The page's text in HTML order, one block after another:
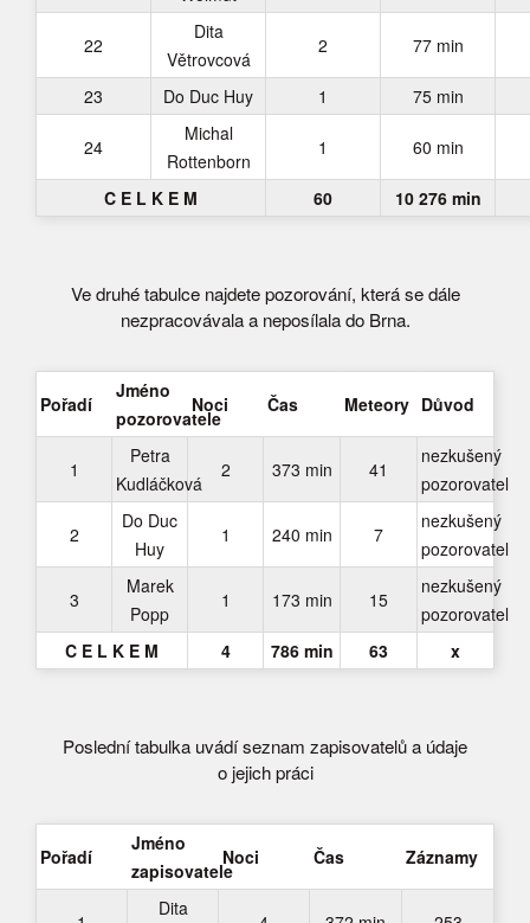
22
Dita
Větrovcová
2 77 min
23 Do Duc Huy 1 75 min
24
Michal
Rottenborn
1 60 min
C E L K E M 60 10 276 min
Ve druhé tabulce najdete pozorování, která se dále
nezpracovávala a neposílala do Brna.
Pořadí
Jméno
pozorovatele
Noci Čas Meteory Důvod
1
Petra
Kudláčková
2 373 min 41
nezkušený
pozorovatel
2
Do Duc
Huy
1 240 min 7
nezkušený
pozorovatel
3
Marek
Popp
1 173 min 15
nezkušený
pozorovatel
C E L K E M
4 786 min 63 x
Poslední tabulka uvádí seznam zapisovatelů a údaje
o jejich práci
Pořadí
Jméno
zapisovatele
Noci Čas Záznamy
Dita